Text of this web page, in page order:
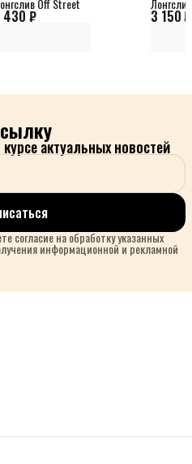
430 ₽
Off Street
3 150 ₽
актуальных новостей
согласие на обработку указанных
информационной и рекламной